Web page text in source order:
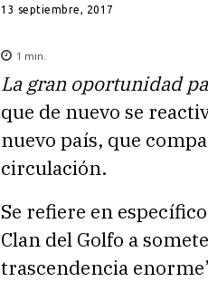
13 septiembre, 2017
1 min.
La gran oportunidad
que de nuevo se
nuevo país, que
circulación.
Se refiere en
Clan del Golfo a
trascendencia